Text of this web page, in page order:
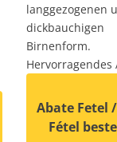
langgezogenen
dickbauchigen
Birnenform.
Hervorragendes
Abate Fetel
Fétel